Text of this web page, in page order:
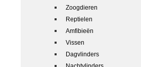
Zoogdieren
Reptielen
Amfibieën
Vissen
Dagvlinders